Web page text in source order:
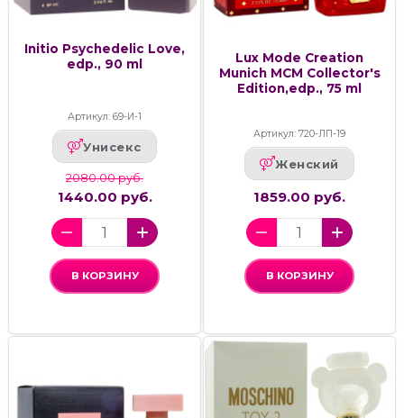
Initio Psychedelic Love,
edp., 90 ml
Артикул: 69-И-1
Унисекс
2080.00 руб.
1440.00 руб.
В КОРЗИНУ
Lux Mode Creation
Munich MCM Collector's
Edition,edp., 75 ml
Артикул: 720-ЛП-19
Женский
1859.00 руб.
В КОРЗИНУ